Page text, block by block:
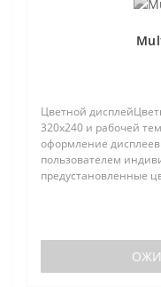
Цветной
320х240 и рабочей
оформление
пользователем
предустановленные